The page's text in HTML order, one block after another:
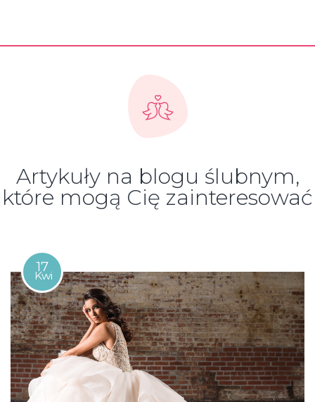
Artykuły na blogu ślubnym,
które mogą Cię zainteresować
17
Kwi